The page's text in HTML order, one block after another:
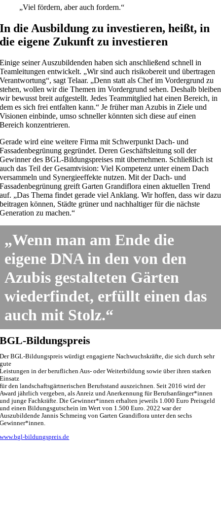
„Viel fördern, aber auch fordern.“
In die Ausbildung zu investieren, heißt, in
die eigene Zukunft zu investieren
Einige seiner Auszubildenden haben sich anschließend schnell in
Teamleitungen entwickelt. „Wir sind auch risikobereit und übertragen
Verantwortung“, sagt Telaar. „Denn statt als Chef im Vordergrund zu
stehen, wollen wir die Themen im Vordergrund sehen. Deshalb bleiben
wir bewusst breit aufgestellt. Jedes Teammitglied hat einen Bereich, in
dem es sich frei entfalten kann.“ Je früher man Azubis in Ziele und
Visionen einbinde, umso schneller könnten sich diese auf einen
Bereich konzentrieren.
Gerade wird eine weitere Firma mit Schwerpunkt Dach- und
Fassadenbegrünung gegründet. Deren Geschäftsleitung soll der
Gewinner des BGL-Bildungspreises mit übernehmen. Schließlich ist
auch das Teil der Gesamtvision: Viel Kompetenz unter einem Dach
versammeln und Synergieeffekte nutzen. Mit der Dach- und
Fassadenbegrünung greift Garten Grandiflora einen aktuellen Trend
auf. „Das Thema findet gerade viel Anklang. Wir hoffen, dass wir dazu
beitragen können, Städte grüner und nachhaltiger für die nächste
Generation zu machen.“
„Wenn man am Ende die
eigene DNA in den von den
Azubis gestalteten Gärten
wiederfindet, erfüllt einen das
auch mit Stolz.“
BGL-Bildungspreis
Der BGL-Bildungspreis würdigt engagierte Nachwuchskräfte, die sich durch sehr
gute
Leistungen in der beruflichen Aus- oder Weiterbildung sowie über ihren starken
Einsatz
für den landschaftsgärtnerischen Berufsstand auszeichnen. Seit 2016 wird der
Award jährlich vergeben, als Anreiz und Anerkennung für Berufsanfänger*innen
und junge Fachkräfte. Die Gewinner*innen erhalten jeweils 1.000 Euro Preisgeld
und einen Bildungsgutschein im Wert von 1.500 Euro. 2022 war der
Auszubildende Jannis Schmeing von Garten Grandiflora unter den sechs
Gewinner*innen.
www.bgl-bildungspreis.de